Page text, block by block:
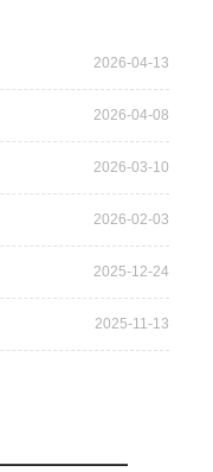
2026-04-13
2026-04-08
2026-03-10
2026-02-03
2025-12-24
2025-11-13